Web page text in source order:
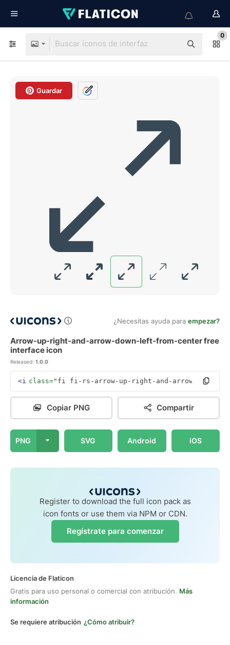
0
Guardar
¿Necesitas ayuda para empezar?
Arrow-up-right-and-arrow-down-left-from-center free
interface icon
Released: 1.0.0
<i class="fi fi-rs-arrow-up-right-and-arrow-down-
Copiar PNG Compartir
PNG SVG Android iOS
Register to download the full icon pack as
icon fonts or use them via NPM or CDN.
Regístrate para comenzar
Licencia de Flaticon
Gratis para uso personal o comercial con atribución. Más
información
Se requiere atribución ¿Cómo atribuir?